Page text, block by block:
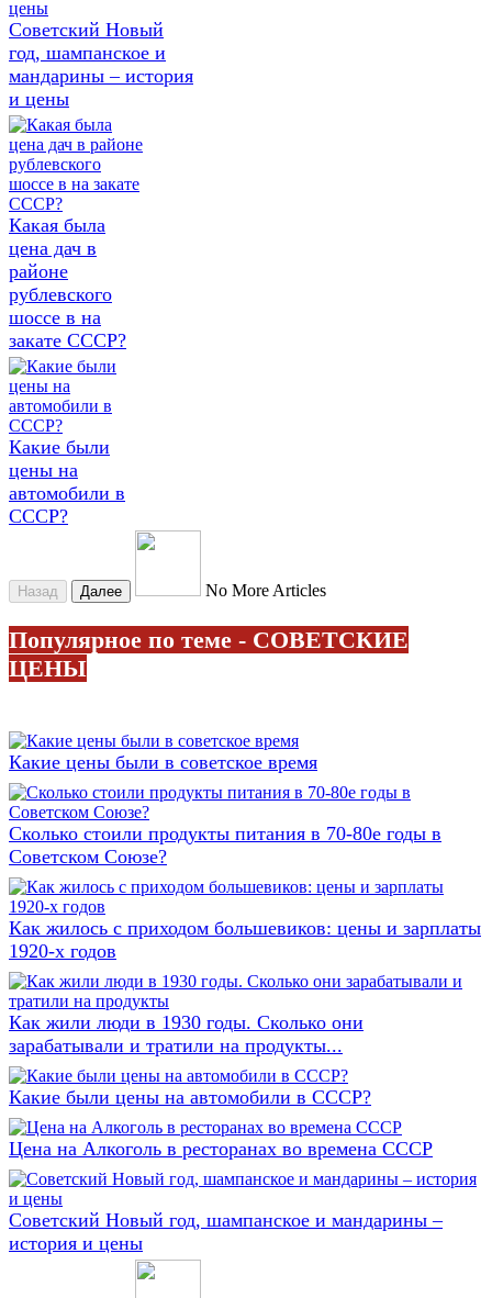
Советский Новый
год, шампанское и
мандарины – история
и цены
Какая была
цена дач в
районе
рублевского
шоссе в на
закате СССР?
Какие были
цены на
автомобили в
СССР?
Назад Далее No More Articles
Популярное по теме - СОВЕТСКИЕ
ЦЕНЫ
Какие цены были в советское время
Сколько стоили продукты питания в 70-80е годы в
Советском Союзе?
Как жилось с приходом большевиков: цены и зарплаты
1920-х годов
Как жили люди в 1930 годы. Сколько они
зарабатывали и тратили на продукты...
Какие были цены на автомобили в СССР?
Цена на Алкоголь в ресторанах во времена СССР
Советский Новый год, шампанское и мандарины –
история и цены